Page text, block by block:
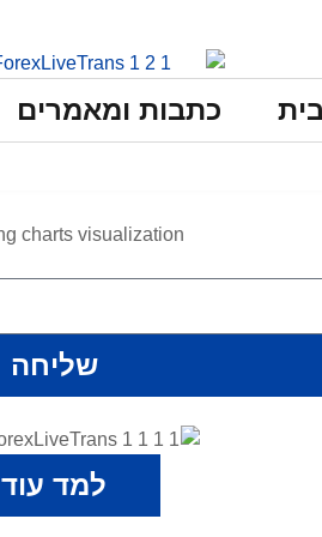
כתבות ומאמרים
שליחה
למד עוד